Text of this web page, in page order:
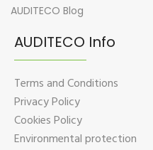
AUDITECO Blog
AUDITECO Info
Terms and Conditions
Privacy Policy
Cookies Policy
Environmental protection